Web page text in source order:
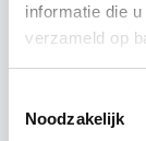
informatie die
verzameld op
Noodzakelijk
750